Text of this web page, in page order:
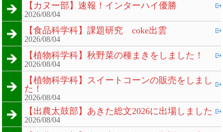
【カヌー部】速報！インターハイ優勝
2026/08/04
【食品科学科】課題研究 coke出雲
2026/08/04
【植物科学科】秋野菜の種まきをしました！
2026/08/04
【植物科学科】スイートコーンの販売をしまし
た！
2026/08/04
【出農太鼓部】あきた総文2026に出場しました
2026/08/04